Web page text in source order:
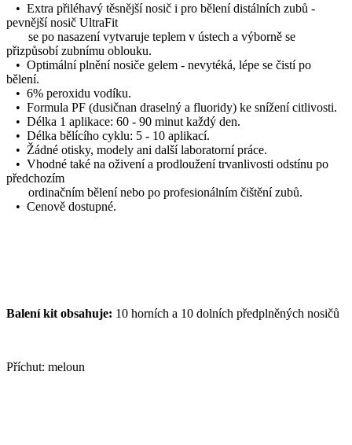
• Extra přiléhavý těsnější nosič i pro bělení distálních zubů -
pevnější nosič UltraFit
se po nasazení vytvaruje teplem v ústech a výborně se
přizpůsobí zubnímu oblouku.
• Optimální plnění nosiče gelem - nevytéká, lépe se čistí po
bělení.
• 6% peroxidu vodíku.
• Formula PF (dusičnan draselný a fluoridy) ke snížení citlivosti.
• Délka 1 aplikace: 60 - 90 minut každý den.
• Délka bělícího cyklu: 5 - 10 aplikací.
• Žádné otisky, modely ani další laboratorní práce.
• Vhodné také na oživení a prodloužení trvanlivosti odstínu po
předchozím
ordinačním bělení nebo po profesionálním čištění zubů.
• Cenově dostupné.
Balení kit obsahuje: 10 horních a 10 dolních předplněných nosičů
Příchut: meloun